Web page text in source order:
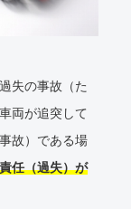
失の事故（た
両が追突して
故）である場
任（過失）が